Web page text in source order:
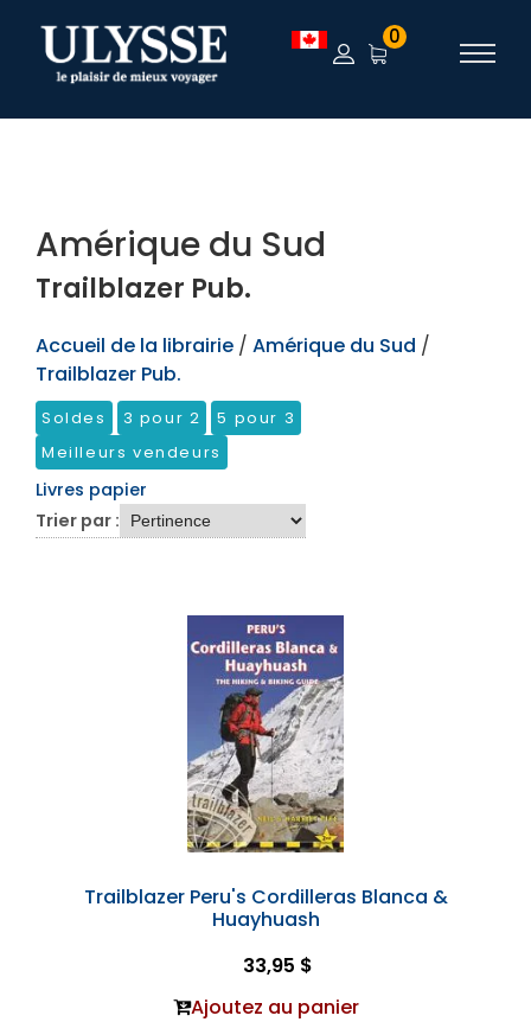
TEST 0
Amérique du Sud
Trailblazer Pub.
Accueil de la librairie / Amérique du Sud /
Trailblazer Pub.
Soldes 3 pour 2
5 pour 3
Meilleurs vendeurs
Livres papier
Trier par :
Trailblazer Peru's Cordilleras Blanca &
Huayhuash
33,95 $
Ajoutez au panier